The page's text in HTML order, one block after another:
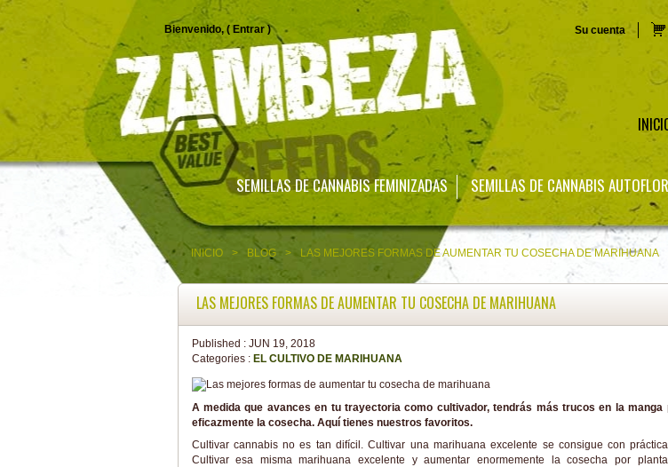
Bienvenido, ( Entrar) Su cuenta
SEMILLAS DE CANNABIS FEMINIZADAS SEMILLAS DE CANNABIS
INICIO > BLOG > LAS MEJORES FORMAS DE AUMENTAR TU COSECHA DE MARIHUANA
LAS MEJORES FORMAS DE AUMENTAR TU COSECHA DE MARIHUANA
Published : JUN 19, 2018
Categories : EL CULTIVO DE MARIHUANA
A medida que avances en tu trayectoria como cultivador, tendrás más trucos en la manga
eficazmente la cosecha. Aquí tienes nuestros favoritos.
Cultivar cannabis no es tan difícil. Cultivar una marihuana excelente se consigue con
Cultivar esa misma marihuana excelente y aumentar enormemente la cosecha por